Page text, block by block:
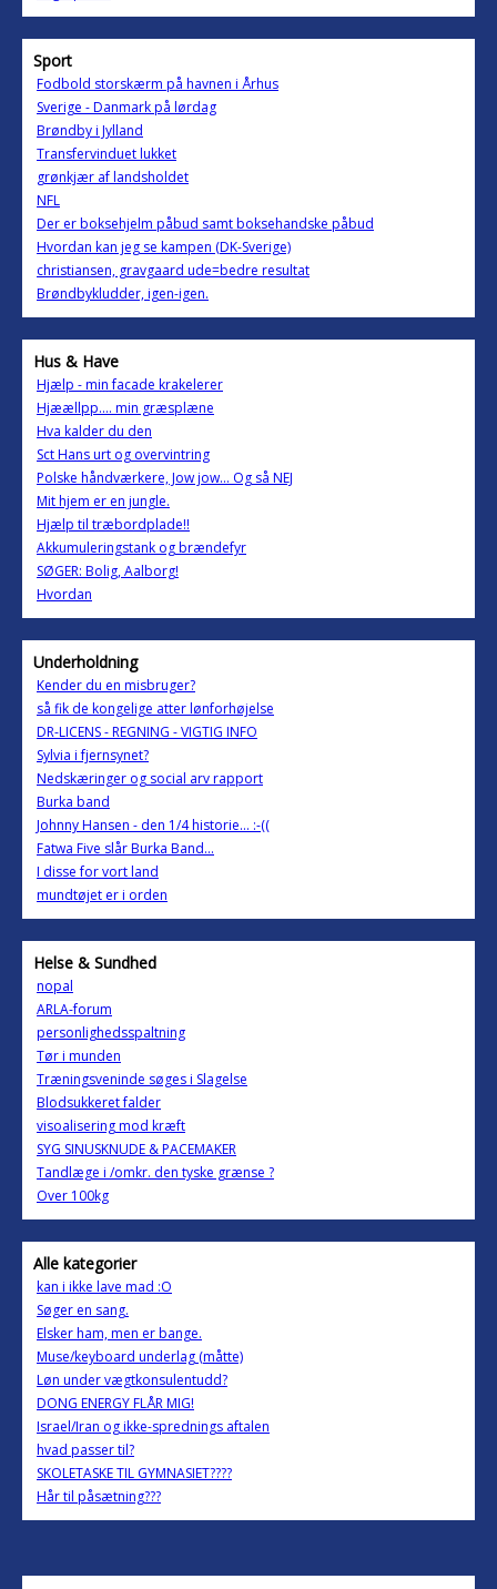
Sport
Fodbold storskærm på havnen i Århus
Sverige - Danmark på lørdag
Brøndby i Jylland
Transfervinduet lukket
grønkjær af landsholdet
NFL
Der er boksehjelm påbud samt boksehandske påbud
Hvordan kan jeg se kampen (DK-Sverige)
christiansen, gravgaard ude=bedre resultat
Brøndbykludder, igen-igen.
Hus & Have
Hjælp - min facade krakelerer
Hjæællpp.... min græsplæne
Hva kalder du den
Sct Hans urt og overvintring
Polske håndværkere, Jow jow... Og så NEJ
Mit hjem er en jungle.
Hjælp til træbordplade!!
Akkumuleringstank og brændefyr
SØGER: Bolig, Aalborg!
Hvordan
Underholdning
Kender du en misbruger?
så fik de kongelige atter lønforhøjelse
DR-LICENS - REGNING - VIGTIG INFO
Sylvia i fjernsynet?
Nedskæringer og social arv rapport
Burka band
Johnny Hansen - den 1/4 historie... :-((
Fatwa Five slår Burka Band...
I disse for vort land
mundtøjet er i orden
Helse & Sundhed
nopal
ARLA-forum
personlighedsspaltning
Tør i munden
Træningsveninde søges i Slagelse
Blodsukkeret falder
visoalisering mod kræft
SYG SINUSKNUDE & PACEMAKER
Tandlæge i /omkr. den tyske grænse ?
Over 100kg
Alle kategorier
kan i ikke lave mad :O
Søger en sang.
Elsker ham, men er bange.
Muse/keyboard underlag (måtte)
Løn under vægtkonsulentudd?
DONG ENERGY FLÅR MIG!
Israel/Iran og ikke-sprednings aftalen
hvad passer til?
SKOLETASKE TIL GYMNASIET????
Hår til påsætning???